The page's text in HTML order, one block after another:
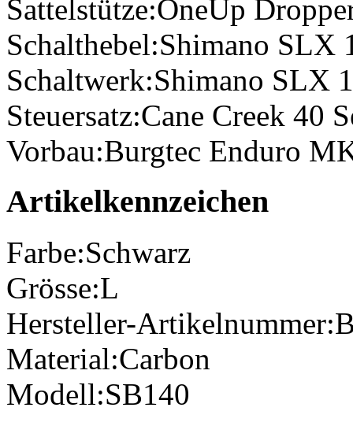
Sattelstütze:OneUp
Schalthebel:Shimano SLX
Schaltwerk:Shimano SLX
Steuersatz:Cane Creek 40
Vorbau:Burgtec Enduro
Artikelkennzeichen
Farbe:Schwarz
Grösse:L
Hersteller-Artikelnummer:
Material:Carbon
Modell:SB140